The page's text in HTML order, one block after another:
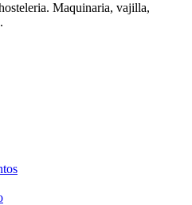
Maquinaria, vajilla,